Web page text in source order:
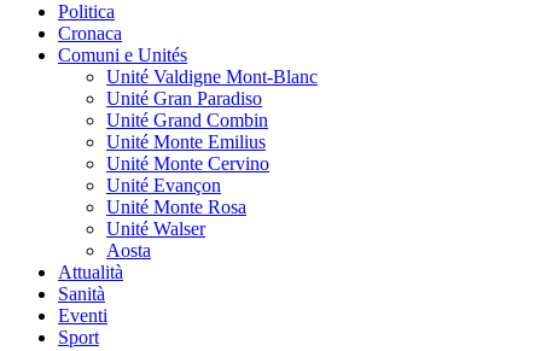
Politica
Cronaca
Comuni e Unités
Unité Valdigne Mont-Blanc
Unité Gran Paradiso
Unité Grand Combin
Unité Monte Emilius
Unité Monte Cervino
Unité Evançon
Unité Monte Rosa
Unité Walser
Aosta
Attualità
Sanità
Eventi
Sport